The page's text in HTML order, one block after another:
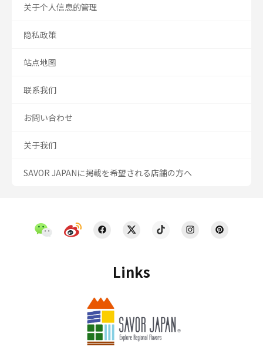
Links
关于个人信息的管理
隐私政策
站点地图
联系我们
お問い合わせ
关于我们
SAVOR JAPANに掲載を希望される店舗の方へ